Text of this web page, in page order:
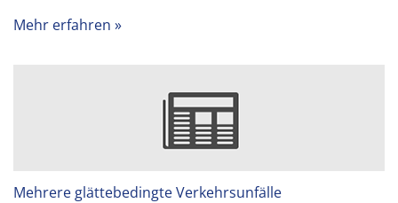
Mehr erfahren
Mehrere glättebedingte Verkehrsunfälle